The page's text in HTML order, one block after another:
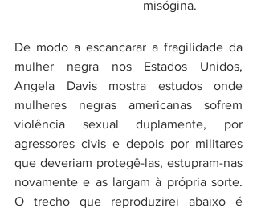
De modo a escancarar a fragilidade da
mulher negra nos Estados Unidos,
Angela Davis mostra estudos onde
mulheres negras americanas sofrem
violência sexual duplamente, por
agressores civis e depois por militares
que deveriam protegê-las, estupram-nas
novamente e as largam à própria sorte.
O trecho que reproduzirei abaixo é